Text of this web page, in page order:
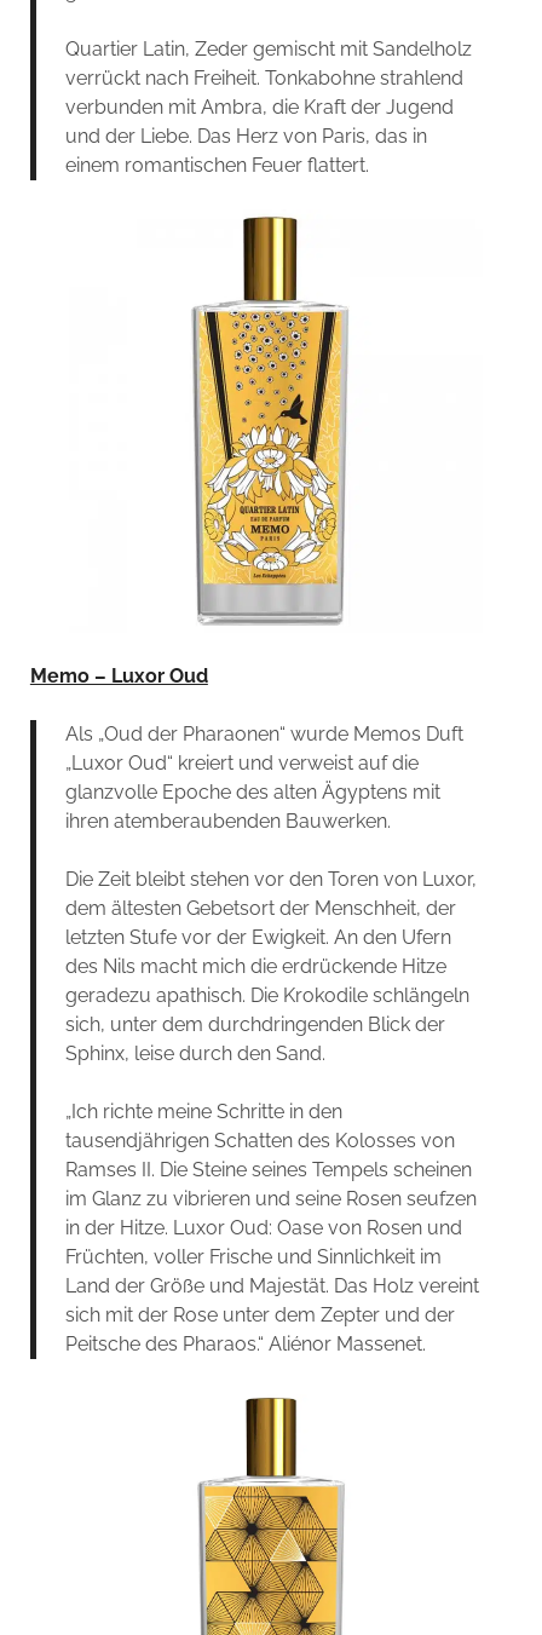
Quartier Latin, Zeder gemischt mit Sandelholz
verrückt nach Freiheit. Tonkabohne strahlend
verbunden mit Ambra, die Kraft der Jugend
und der Liebe. Das Herz von Paris, das in
einem romantischen Feuer flattert.
Memo – Luxor Oud
Als „Oud der Pharaonen“ wurde Memos Duft
„Luxor Oud“ kreiert und verweist auf die
glanzvolle Epoche des alten Ägyptens mit
ihren atemberaubenden Bauwerken.
Die Zeit bleibt stehen vor den Toren von Luxor,
dem ältesten Gebetsort der Menschheit, der
letzten Stufe vor der Ewigkeit. An den Ufern
des Nils macht mich die erdrückende Hitze
geradezu apathisch. Die Krokodile schlängeln
sich, unter dem durchdringenden Blick der
Sphinx, leise durch den Sand.
„Ich richte meine Schritte in den
tausendjährigen Schatten des Kolosses von
Ramses II. Die Steine seines Tempels scheinen
im Glanz zu vibrieren und seine Rosen seufzen
in der Hitze. Luxor Oud: Oase von Rosen und
Früchten, voller Frische und Sinnlichkeit im
Land der Größe und Majestät. Das Holz vereint
sich mit der Rose unter dem Zepter und der
Peitsche des Pharaos.“ Aliénor Massenet.